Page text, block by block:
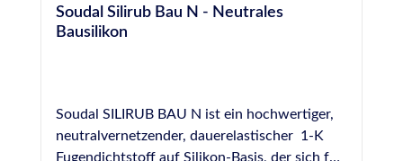
Soudal Silirub Bau N - Neutrales
Bausilikon
Soudal SILIRUB BAU N ist ein hochwertiger,
neutralvernetzender, dauerelastischer 1-K
Fugendichtstoff auf Silikon-Basis, der sich für